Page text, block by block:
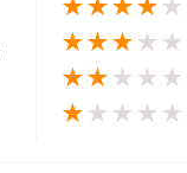
★★★★ ★
★★★ ★ ★
★★ ★ ★ ★
★ ★ ★ ★ ★